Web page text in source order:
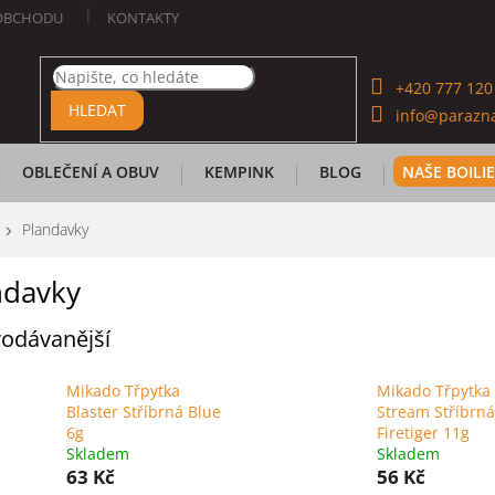
KONTAKTY
HLEDAT
+420 777
OBLEČENÍ A OBUV KEMPINK BLOG NAŠE
Plandavky
Mikado Třpytka
Blaster Stříbrná Blue
6g
Skladem
63 Kč
Mikado Třpytka
Stream Stříbrná
Firetiger 11g
Skladem
56 Kč